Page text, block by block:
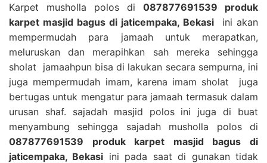
Karpet musholla polos di 087877691539 produk
karpet masjid bagus di jaticempaka, Bekasi ini akan
mempermudah para jamaah untuk merapatkan,
meluruskan dan merapihkan sah mereka sehingga
sholat jamaahpun bisa di lakukan secara sempurna, ini
juga mempermudah imam, karena imam sholat juga
bertugas untuk mengatur para jamaah termasuk dalam
urusan shaf. sajadah masjid polos ini juga di buat
menyambung sehingga sajadah musholla polos di
087877691539 produk karpet masjid bagus di
jaticempaka, Bekasi ini pada saat di gunakan tidak